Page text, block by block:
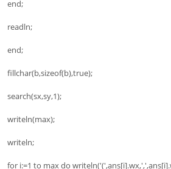
end;
readln;
end;
fillchar(b,sizeof(b),true);
search(sx,sy,1);
writeln(max);
writeln;
for i:=1 to max do